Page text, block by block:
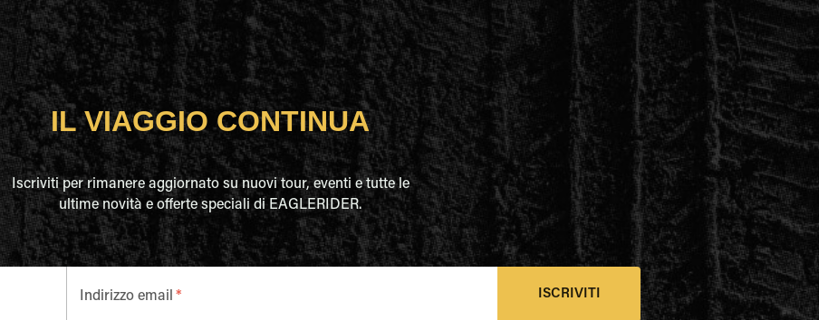
IL VIAGGIO CONTINUA
Iscriviti per rimanere aggiornato su nuovi tour, eventi e tutte le
ultime novità e offerte speciali di EAGLERIDER.
Indirizzo email * ISCRIVITI